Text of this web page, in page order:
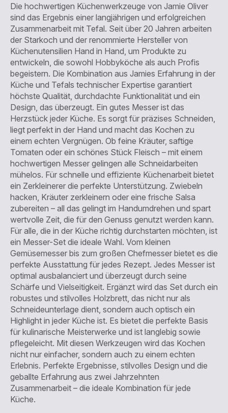
Die hochwertigen Küchenwerkzeuge von Jamie Oliver
sind das Ergebnis einer langjährigen und erfolgreichen
Zusammenarbeit mit Tefal. Seit über 20 Jahren arbeiten
der Starkoch und der renommierte Hersteller von
Küchenutensilien Hand in Hand, um Produkte zu
entwickeln, die sowohl Hobbyköche als auch Profis
begeistern. Die Kombination aus Jamies Erfahrung in der
Küche und Tefals technischer Expertise garantiert
höchste Qualität, durchdachte Funktionalität und ein
Design, das überzeugt.​ Ein gutes Messer ist das
Herzstück jeder Küche. Es sorgt für präzises Schneiden,
liegt perfekt in der Hand und macht das Kochen zu
einem echten Vergnügen. Ob feine Kräuter, saftige
Tomaten oder ein schönes Stück Fleisch – mit einem
hochwertigen Messer gelingen alle Schneidarbeiten
mühelos. Für schnelle und effiziente Küchenarbeit bietet
ein Zerkleinerer die perfekte Unterstützung. Zwiebeln
hacken, Kräuter zerkleinern oder eine frische Salsa
zubereiten – all das gelingt im Handumdrehen und spart
wertvolle Zeit, die für den Genuss genutzt werden kann.​
Für alle, die in der Küche richtig durchstarten möchten, ist
ein Messer-Set die ideale Wahl. Vom kleinen
Gemüsemesser bis zum großen Chefmesser bietet es die
perfekte Ausstattung für jedes Rezept. Jedes Messer ist
optimal ausbalanciert und überzeugt durch seine
Schärfe und Vielseitigkeit. Ergänzt wird das Set durch ein
robustes und stilvolles Holzbrett, das nicht nur als
Schneideunterlage dient, sondern auch optisch ein
Highlight in jeder Küche ist. Es bietet die perfekte Basis
für kulinarische Meisterwerke und ist langlebig sowie
pflegeleicht.​ Mit diesen Werkzeugen wird das Kochen
nicht nur einfacher, sondern auch zu einem echten
Erlebnis. Perfekte Ergebnisse, stilvolles Design und die
geballte Erfahrung aus zwei Jahrzehnten
Zusammenarbeit – die ideale Kombination für jede
Küche.​